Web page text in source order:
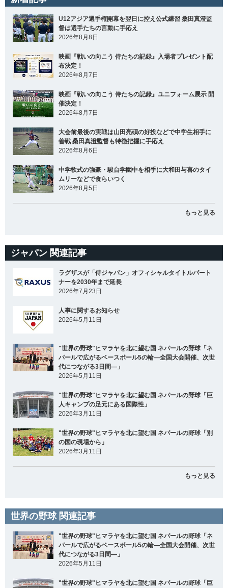
U12アジア選手権開幕を翌日に控え公式練習 桑田真澄監
督は選手たちの言動に手応え
2026年8月8日
映画『戦いの向こう 侍たちの記録』入場者プレゼント配
布決定！
2026年8月7日
映画『戦いの向こう 侍たちの記録』ユニフォーム展示 開
催決定！
2026年8月7日
大会前最後の実戦は山田亮碩の好投などで中学生相手に
善戦 桑田真澄監督も特徴把握に手応え
2026年8月6日
中学軟式の強豪・駿台学園中を相手に大和田与喜のタイ
ムリーなどで食らいつく
2026年8月5日
もっと見る
ジャパン 関連記事
ラグザスが「侍ジャパン」オフィシャルタイトルパート
ナーを2030年まで延長
2026年7月23日
人事に関するお知らせ
2026年5月11日
"世界の野球"ヒマラヤを北に望む国 ネパールの野球「ネ
パールで広がるベースボール5の輪―全国大会開催、次世
代につながる3日間―」
2026年5月11日
"世界の野球"ヒマラヤを北に望む国 ネパールの野球「巨
人キャンプの足元にある国際性」
2026年3月11日
"世界の野球"ヒマラヤを北に望む国 ネパールの野球「別
の国の現場から」
2026年3月11日
もっと見る
世界の野球 関連記事
"世界の野球"ヒマラヤを北に望む国 ネパールの野球「ネ
パールで広がるベースボール5の輪―全国大会開催、次世
代につながる3日間―」
2026年5月11日
"世界の野球"ヒマラヤを北に望む国 ネパールの野球「巨